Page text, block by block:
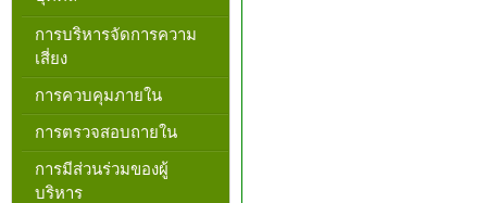
การบริหารจัดการความ
เสี่ยง
การควบคุมภายใน
การตรวจสอบถายใน
การมีส่วนร่วมของผู้
บริหาร